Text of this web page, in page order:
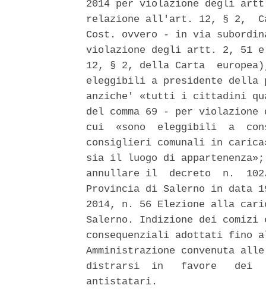
2014 per violazione degli
relazione all'art. 12, § 2,
Cost. ovvero - in via
violazione degli artt. 2, 51
12, § 2, della Carta
eleggibili a presidente
anziche' «tutti i cittadini
del comma 69 - per
cui  «sono  eleggibili  a
consiglieri comunali in
sia il luogo di
annullare il  decreto  n.
Provincia di Salerno in data
2014, n. 56 Elezione alla
Salerno. Indizione dei
consequenziali adottati fino
Amministrazione convenuta
distrarsi  in   favore   dei
antistatari.